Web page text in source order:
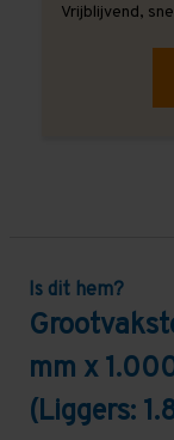
Vrijblijvend,
Is dit hem?
mm x
(Liggers: